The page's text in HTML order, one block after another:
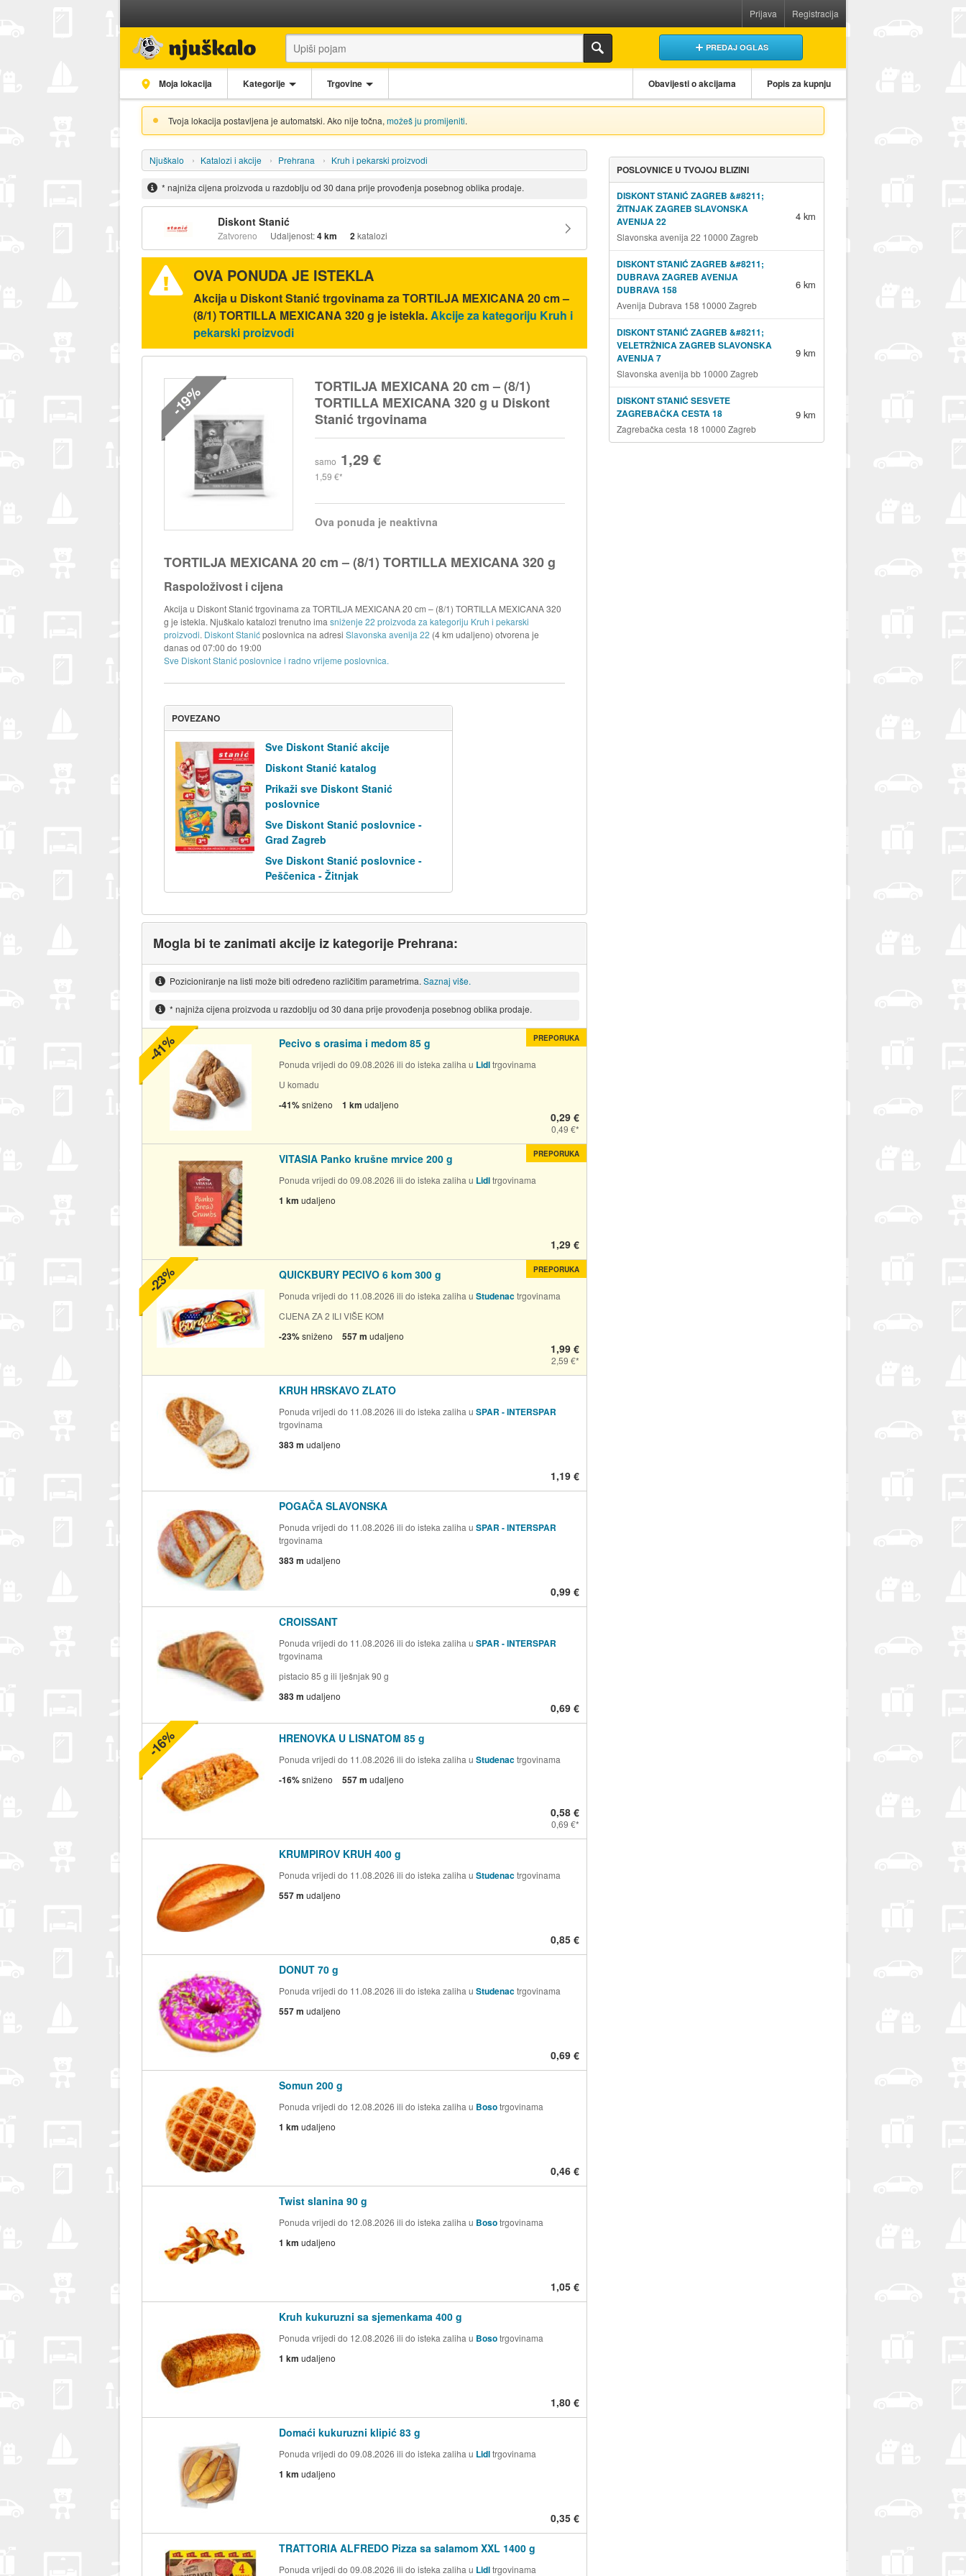
Prijava Registracija
PREDAJ OGLAS
Moja lokacija Kategorije Trgovine Obavijesti o akcijama Popis za kupnju
Tvoja lokacija postavljena je automatski. Ako nije točna, možeš ju promijeniti.
Njuškalo Katalozi i akcije Prehrana Kruh i pekarski proizvodi
* najniža cijena proizvoda u razdoblju od 30 dana prije provođenja posebnog oblika prodaje.
Diskont Stanić
Zatvoreno Udaljenost:4 km 2katalozi
OVA PONUDA JE ISTEKLA
Akcija u Diskont Stanić trgovinama za TORTILJA MEXICANA 20 cm –
(8/1) TORTILLA MEXICANA 320 g je istekla.Akcije za kategoriju Kruh i
pekarski proizvodi
-19%
TORTILJA MEXICANA 20 cm – (8/1)
TORTILLA MEXICANA 320 g u Diskont
Stanić trgovinama
samo 1,29 €
1,59 €
Ova ponuda je neaktivna
TORTILJA MEXICANA 20 cm – (8/1) TORTILLA MEXICANA 320 g
Raspoloživost i cijena
Akcija u Diskont Stanić trgovinama za TORTILJA MEXICANA 20 cm – (8/1) TORTILLA MEXICANA 320
g je istekla. Njuškalo katalozi trenutno ima sniženje 22 proizvoda za kategoriju Kruh i pekarski
proizvodi. Diskont Stanićposlovnica na adresi Slavonska avenija 22 (4 km udaljeno) otvorena je
danas od 07:00 do 19:00
Sve Diskont Stanić poslovnice i radno vrijeme poslovnica.
POVEZANO
Sve Diskont Stanić akcije
Diskont Stanić katalog
Prikaži sve Diskont Stanić
poslovnice
Sve Diskont Stanić poslovnice -
Grad Zagreb
Sve Diskont Stanić poslovnice -
Peščenica - Žitnjak
Mogla bi te zanimati akcije iz kategorije Prehrana:
Pozicioniranje na listi može biti određeno različitim parametrima. Saznaj više.
* najniža cijena proizvoda u razdoblju od 30 dana prije provođenja posebnog oblika prodaje.
Pecivo s orasima i medom 85 g
Ponuda vrijedi do 09.08.2026 ili do isteka zaliha u Lidltrgovinama
U komadu
-41%sniženo 1 km udaljeno
0,29 €
0,49 €
PREPORUKA
-41%
VITASIA Panko krušne mrvice 200 g
Ponuda vrijedi do 09.08.2026 ili do isteka zaliha u Lidltrgovinama
1 km udaljeno
1,29 €
PREPORUKA
QUICKBURY PECIVO 6 kom 300 g
Ponuda vrijedi do 11.08.2026 ili do isteka zaliha u Studenactrgovinama
CIJENA ZA 2 ILI VIŠE KOM
-23%sniženo 557 m udaljeno
1,99 €
2,59 €
PREPORUKA
-23%
KRUH HRSKAVO ZLATO
Ponuda vrijedi do 11.08.2026 ili do isteka zaliha u SPAR - INTERSPAR
trgovinama
383 m udaljeno
1,19 €
POGAČA SLAVONSKA
Ponuda vrijedi do 11.08.2026 ili do isteka zaliha u SPAR - INTERSPAR
trgovinama
383 m udaljeno
0,99 €
CROISSANT
Ponuda vrijedi do 11.08.2026 ili do isteka zaliha u SPAR - INTERSPAR
trgovinama
pistacio 85 g ili lješnjak 90 g
383 m udaljeno
0,69 €
HRENOVKA U LISNATOM 85 g
Ponuda vrijedi do 11.08.2026 ili do isteka zaliha u Studenactrgovinama
-16%sniženo 557 m udaljeno
0,58 €
0,69 €
-16%
KRUMPIROV KRUH 400 g
Ponuda vrijedi do 11.08.2026 ili do isteka zaliha u Studenactrgovinama
557 m udaljeno
0,85 €
DONUT 70 g
Ponuda vrijedi do 11.08.2026 ili do isteka zaliha u Studenactrgovinama
557 m udaljeno
0,69 €
Somun 200 g
Ponuda vrijedi do 12.08.2026 ili do isteka zaliha u Bosotrgovinama
1 km udaljeno
0,46 €
Twist slanina 90 g
Ponuda vrijedi do 12.08.2026 ili do isteka zaliha u Bosotrgovinama
1 km udaljeno
1,05 €
Kruh kukuruzni sa sjemenkama 400 g
Ponuda vrijedi do 12.08.2026 ili do isteka zaliha u Bosotrgovinama
1 km udaljeno
1,80 €
Domaći kukuruzni klipić 83 g
Ponuda vrijedi do 09.08.2026 ili do isteka zaliha u Lidltrgovinama
1 km udaljeno
0,35 €
TRATTORIA ALFREDO Pizza sa salamom XXL 1400 g
Ponuda vrijedi do 09.08.2026 ili do isteka zaliha u Lidltrgovinama
POSLOVNICE U TVOJOJ BLIZINI
DISKONT STANIĆ ZAGREB &#8211;
ŽITNJAK ZAGREB SLAVONSKA
AVENIJA 22
Slavonska avenija 22 10000 Zagreb
4 km
DISKONT STANIĆ ZAGREB &#8211;
DUBRAVA ZAGREB AVENIJA
DUBRAVA 158
Avenija Dubrava 158 10000 Zagreb
6 km
DISKONT STANIĆ ZAGREB &#8211;
VELETRŽNICA ZAGREB SLAVONSKA
AVENIJA 7
Slavonska avenija bb 10000 Zagreb
9 km
DISKONT STANIĆ SESVETE
ZAGREBAČKA CESTA 18
Zagrebačka cesta 18 10000 Zagreb
9 km